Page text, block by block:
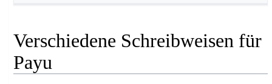
Verschiedene Schreibweisen für
Payu